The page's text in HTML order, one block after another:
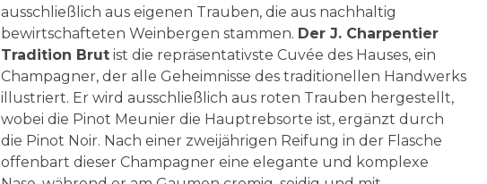
ausschließlich aus eigenen Trauben, die aus nachhaltig
bewirtschafteten Weinbergen stammen. Der J. Charpentier
Tradition Brut ist die repräsentativste Cuvée des Hauses, ein
Champagner, der alle Geheimnisse des traditionellen Handwerks
illustriert. Er wird ausschließlich aus roten Trauben hergestellt,
wobei die Pinot Meunier die Hauptrebsorte ist, ergänzt durch
die Pinot Noir. Nach einer zweijährigen Reifung in der Flasche
offenbart dieser Champagner eine elegante und komplexe